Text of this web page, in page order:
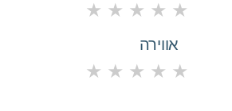
★ ★ ★ ★ ★
אווירה
★ ★ ★ ★ ★